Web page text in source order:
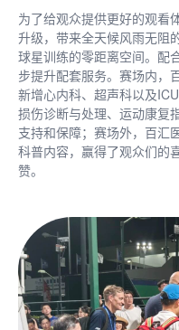
为了给观众提供更好的观看
升级，带来全天候风雨无阻
球星训练的零距离空间。配
步提升配套服务。赛场内，
新增心内科、超声科以及
损伤诊断与处理、运动康复
支持和保障；赛场外，百汇
科普内容，赢得了观众们的
赞。